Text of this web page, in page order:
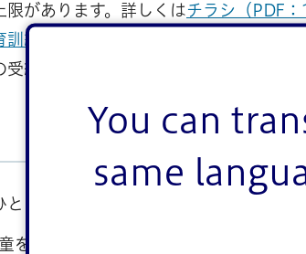
You can
same
があります。詳しくは チラシ（PDF：
練給付金制度（ハローワークの制度）
給資格がない方は、6か月ごとの分割
とり親家庭の母又は父で、次の要件に全
を扶養していること。